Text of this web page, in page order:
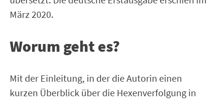
März 2020.
Worum geht es?
Mit der Einleitung, in der die Autorin einen
kurzen Überblick über die Hexenverfolgung in